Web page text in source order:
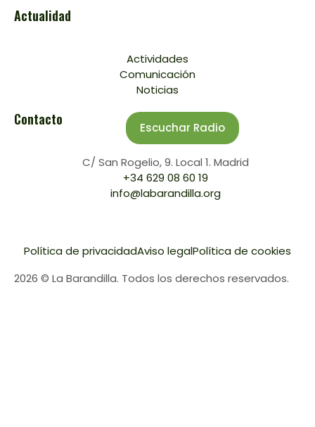
Actualidad
Actividades
Comunicación
Noticias
Contacto
C/ San Rogelio, 9. Local 1. Madrid
+34 629 08 60 19
info@labarandilla.org
Escuchar Radio
2026 © La Barandilla. Todos los derechos reservados.
Política de privacidadAviso legalPolítica de cookies